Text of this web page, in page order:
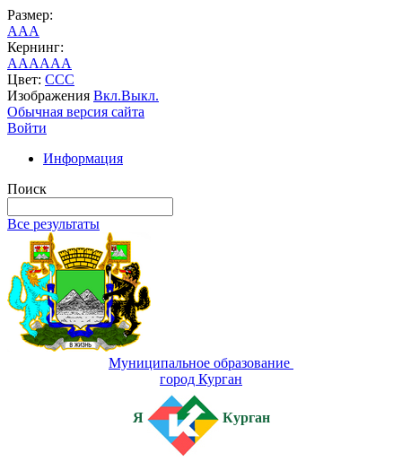
Размер:
AAA
Кернинг:
AAAAAA
Цвет: CCC
Изображения Вкл.Выкл.
Обычная версия сайта
Войти
Информация
Поиск
Все результаты
Муниципальное образование
город Курган
Я Курган